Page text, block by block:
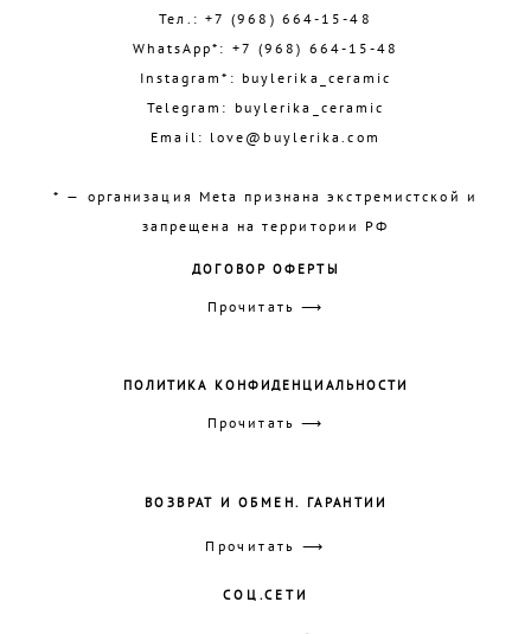
Тел.: +7 (968) 664-15-48
WhatsApp*: +7 (968) 664-15-48
Instagram*: buylerika_ceramic
Telegram: buylerika_ceramic
Email: love@buylerika.com
* — организация Meta признана экстремистской и
запрещена на территории РФ
ДОГОВОР ОФЕРТЫ
Прочитать ⟶
ПОЛИТИКА КОНФИДЕНЦИАЛЬНОСТИ
Прочитать ⟶
ВОЗВРАТ И ОБМЕН. ГАРАНТИИ
Прочитать ⟶
СОЦ.СЕТИ